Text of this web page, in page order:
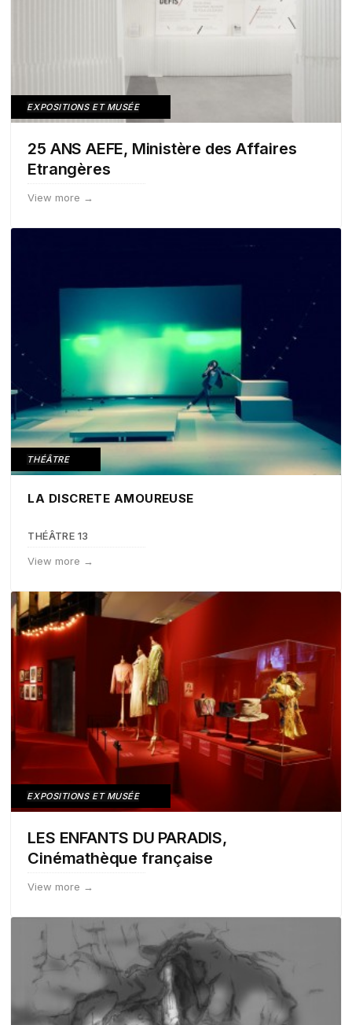
EXPOSITIONS ET MUSÉE
25 ANS AEFE, Ministère des Affaires
Etrangères
View more →
THÉÂTRE
LA DISCRETE AMOUREUSE
THÉÂTRE 13
View more →
EXPOSITIONS ET MUSÉE
LES ENFANTS DU PARADIS,
Cinémathèque française
View more →